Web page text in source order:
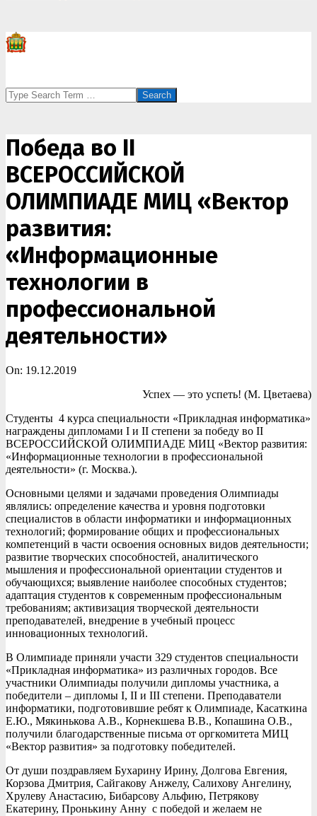
Search
Победа во II
ВСЕРОССИЙСКОЙ
ОЛИМПИАДЕ МИЦ «Вектор
развития:
«Информационные
технологии в
профессиональной
деятельности»
On: 19.12.2019
Успех — это успеть! (М. Цветаева)
Студенты 4 курса специальности «Прикладная информатика»
награждены дипломами I и II степени за победу во II
ВСЕРОССИЙСКОЙ ОЛИМПИАДЕ МИЦ «Вектор развития:
«Информационные технологии в профессиональной
деятельности» (г. Москва.).
Основными целями и задачами проведения Олимпиады
являлись: определение качества и уровня подготовки
специалистов в области информатики и информационных
технологий; формирование общих и профессиональных
компетенций в части освоения основных видов деятельности;
развитие творческих способностей, аналитического
мышления и профессиональной ориентации студентов и
обучающихся; выявление наиболее способных студентов;
адаптация студентов к современным профессиональным
требованиям; активизация творческой деятельности
преподавателей, внедрение в учебный процесс
инновационных технологий.
В Олимпиаде приняли участи 329 студентов специальности
«Прикладная информатика» из различных городов. Все
участники Олимпиады получили дипломы участника, а
победители – дипломы I, II и III степени. Преподаватели
информатики, подготовившие ребят к Олимпиаде, Касаткина
Е.Ю., Мякинькова А.В., Корнекшева В.В., Копашина О.В.,
получили благодарственные письма от оргкомитета МИЦ
«Вектор развития» за подготовку победителей.
От души поздравляем Бухарину Ирину, Долгова Евгения,
Корзова Дмитрия, Сайгакову Анжелу, Салихову Ангелину,
Хрулеву Анастасию, Бибарсову Альфию, Петрякову
Екатерину, Пронькину Анну с победой и желаем не